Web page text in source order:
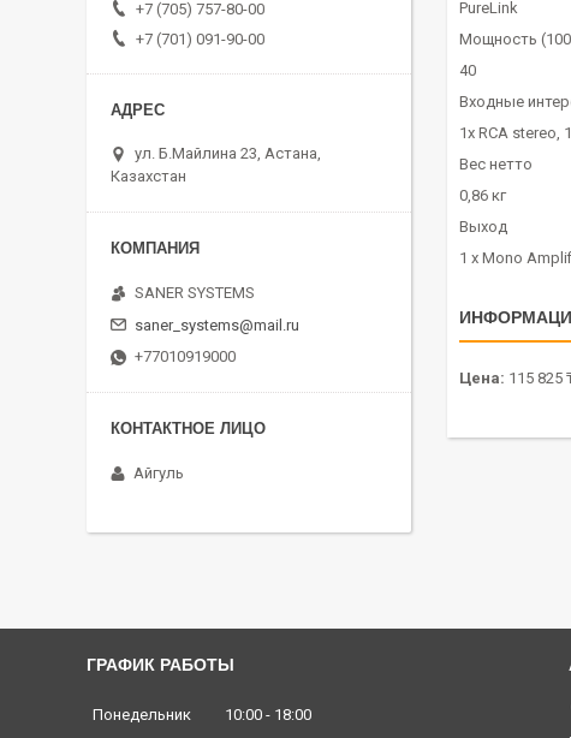
PureLink
Мощность
40
Входные
1x RCA stereo,
Вес нетто
0,86 кг
Выход
1 x Mono
Цена: 115 825
+7 (705) 757-80-00
+7 (701) 091-90-00
ул. Б.Майлина 23, Астана,
Казахстан
SANER SYSTEMS
saner_systems@mail.ru
+77010919000
Айгуль
ГРАФИК РАБОТЫ
Понедельник 10:00 18:00